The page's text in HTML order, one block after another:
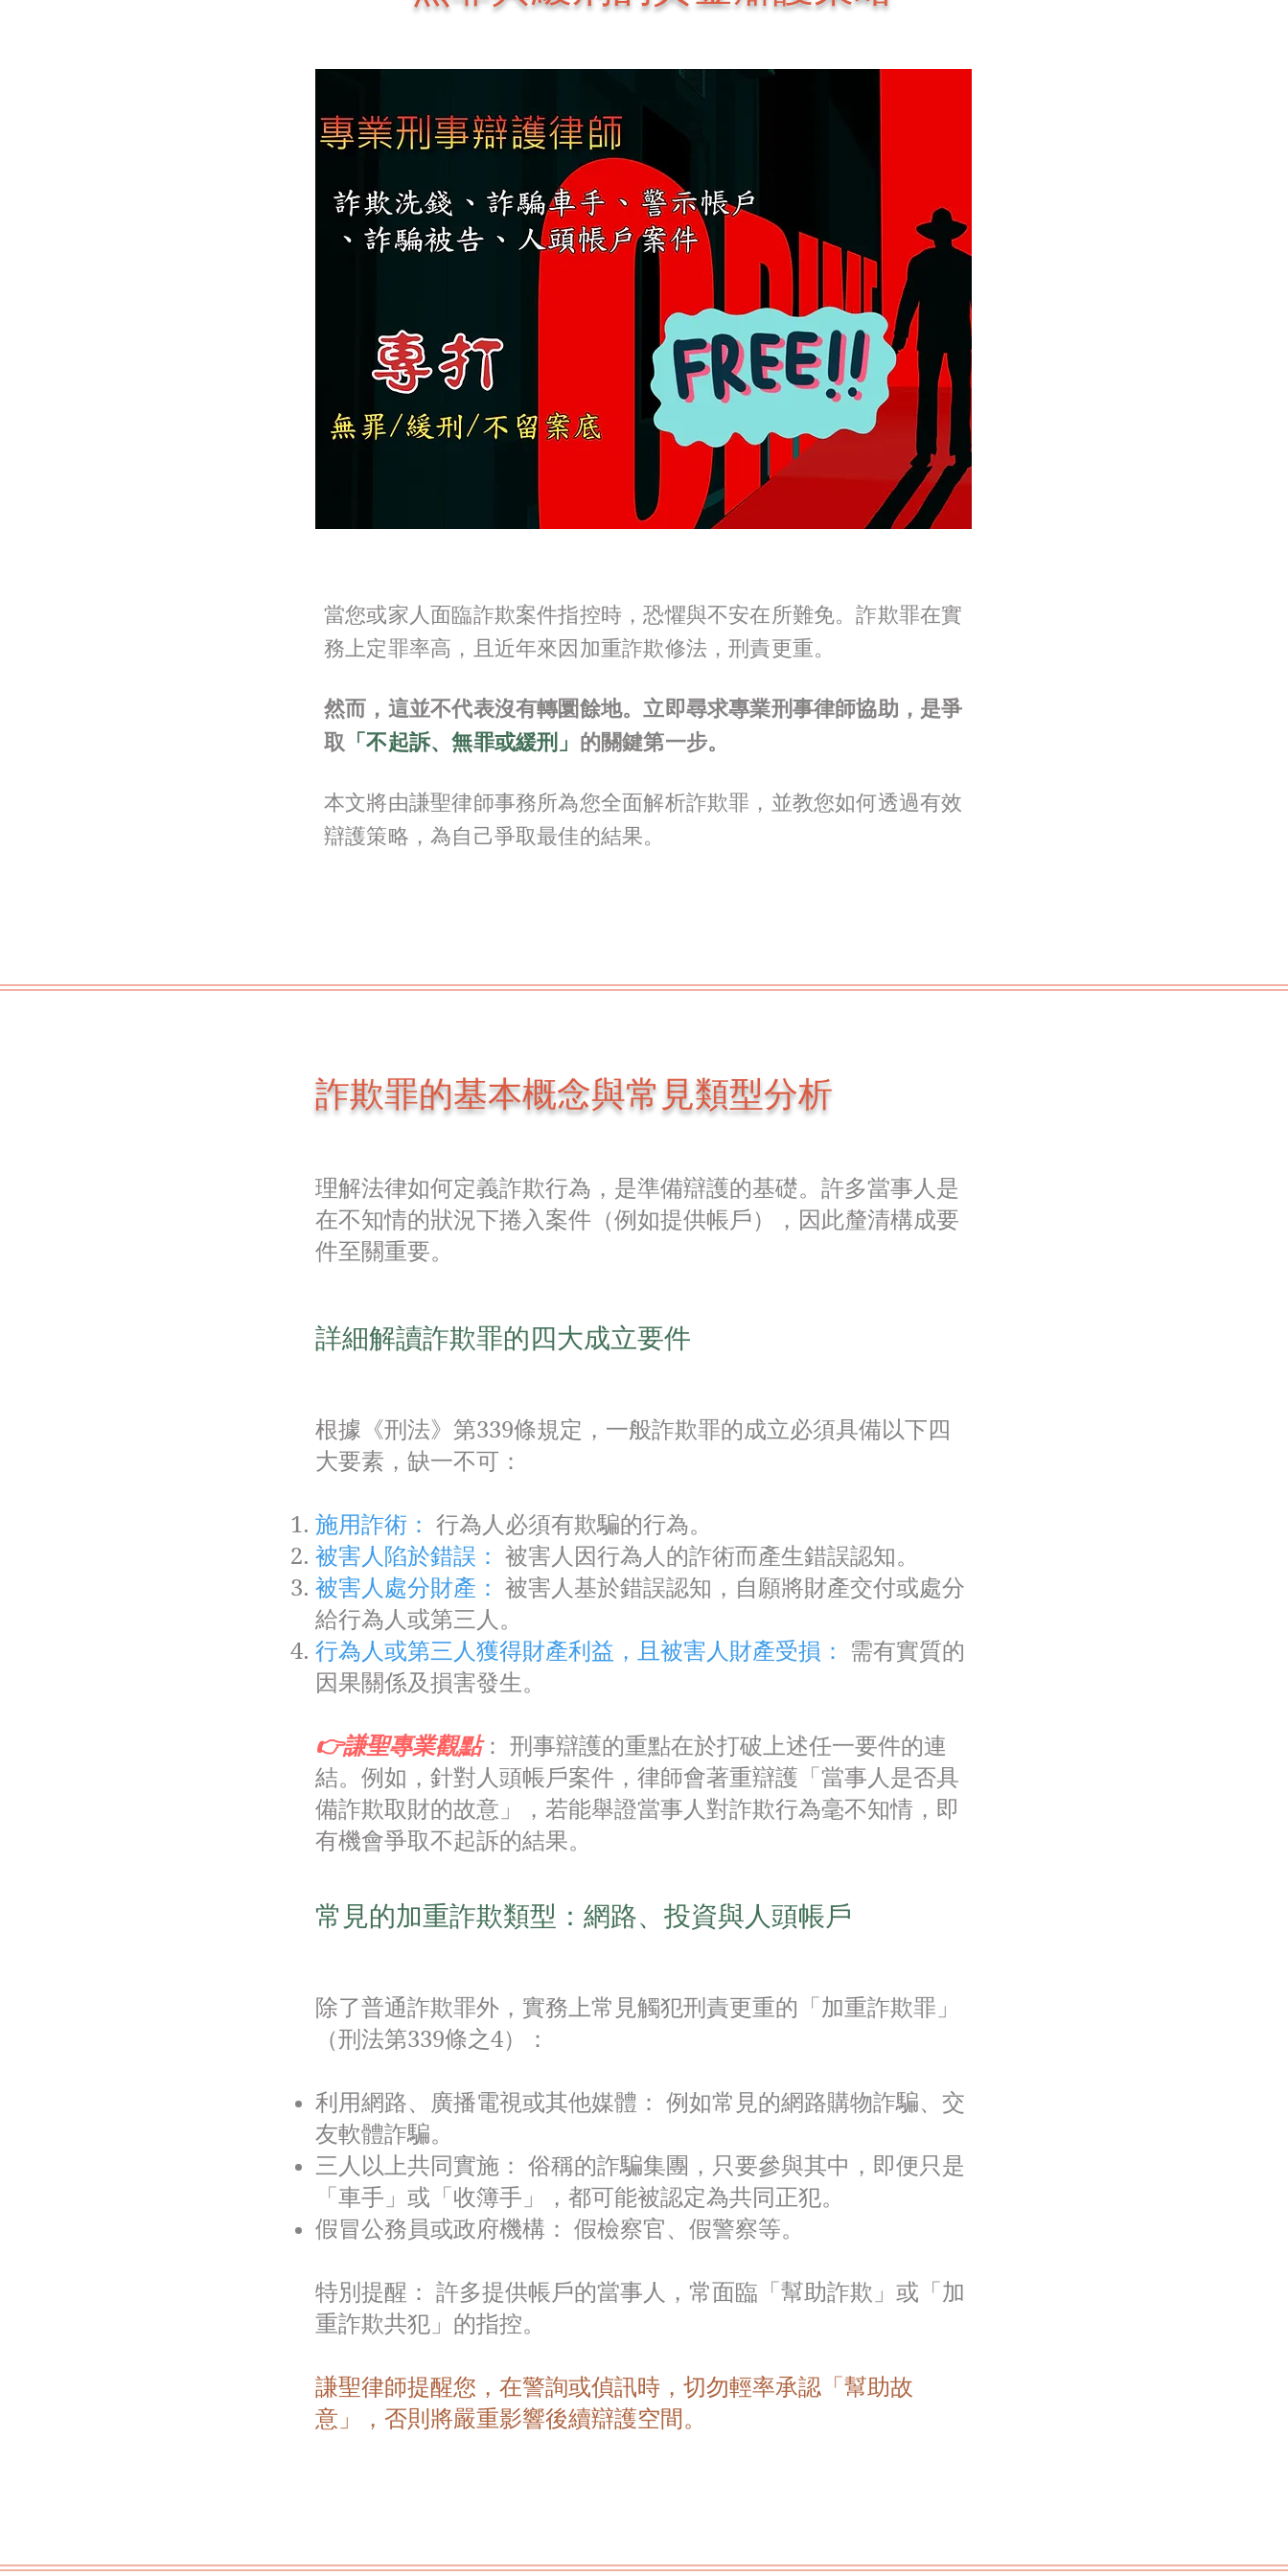
當您或家人面臨詐欺案件指控時，恐懼與不安在所難免。詐欺罪在實
務上定罪率高，且近年來因加重詐欺修法，刑責更重。
然而，這並不代表沒有轉圜餘地。立即尋求專業刑事律師協助，是爭
取 「不起訴、無罪或緩刑」 的關鍵第一步。
本文將由謙聖律師事務所為您全面解析詐欺罪，並教您如何透過有效
辯護策略，為自己爭取最佳的結果。
詐欺罪的基本概念與常見類型分析
理解法律如何定義詐欺行為，是準備辯護的基礎。許多當事人是
在不知情的狀況下捲入案件（例如提供帳戶），因此釐清構成要
件至關重要。
詳細解讀詐欺罪的四大成立要件
根據《刑法》第339條規定，一般詐欺罪的成立必須具備以下四
大要素，缺一不可：
施用詐術： 行為人必須有欺騙的行為。
被害人陷於錯誤： 被害人因行為人的詐術而產生錯誤認知。
被害人處分財產： 被害人基於錯誤認知，自願將財產交付或處分
給行為人或第三人。
行為人或第三人獲得財產利益，且被害人財產受損：
需有實質的
因果關係及損害發生。
👉謙聖專業觀點： 刑事辯護的重點在於打破上述任一要件的連
結。例如，針對人頭帳戶案件，律師會著重辯護「當事人是否具
備詐欺取財的故意」，若能舉證當事人對詐欺行為毫不知情，即
有機會爭取不起訴的結果。
常見的加重詐欺類型：網路、投資與人頭帳戶
除了普通詐欺罪外，實務上常見觸犯刑責更重的「加重詐欺罪」
（刑法第339條之4）：
利用網路、廣播電視或其他媒體： 例如常見的網路購物詐騙、交
友軟體詐騙。
三人以上共同實施： 俗稱的詐騙集團，只要參與其中，即便只是
「車手」或「收簿手」，都可能被認定為共同正犯。
假冒公務員或政府機構： 假檢察官、假警察等。
特別提醒： 許多提供帳戶的當事人，常面臨「幫助詐欺」或「加
重詐欺共犯」的指控。
謙聖律師提醒您，在警詢或偵訊時，切勿輕率承認「幫助故
意」，否則將嚴重影響後續辯護空間。